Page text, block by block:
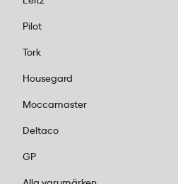
Pilot
Tork
Housegard
Moccamaster
Deltaco
GP